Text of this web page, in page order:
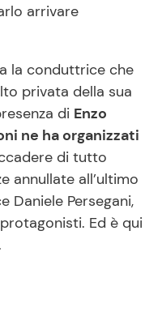
arrivare
la conduttrice che
privata della sua
di Enzo
ne ha organizzati
di tutto
annullate all’ultimo
Daniele Persegani,
Ed è qui